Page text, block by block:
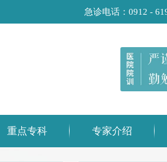
急诊电话：0912 -
重点专科 专家介绍